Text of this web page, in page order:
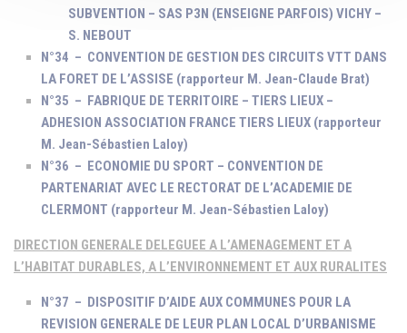
SUBVENTION – SAS P3N (ENSEIGNE PARFOIS) VICHY –
S. NEBOUT
N°34 – CONVENTION DE GESTION DES CIRCUITS VTT DANS
LA FORET DE L’ASSISE (rapporteur M. Jean-Claude Brat)
N°35 – FABRIQUE DE TERRITOIRE – TIERS LIEUX –
ADHESION ASSOCIATION FRANCE TIERS LIEUX (rapporteur
M. Jean-Sébastien Laloy)
N°36 – ECONOMIE DU SPORT – CONVENTION DE
PARTENARIAT AVEC LE RECTORAT DE L’ACADEMIE DE
CLERMONT (rapporteur M. Jean-Sébastien Laloy)
DIRECTION GENERALE DELEGUEE A L’AMENAGEMENT ET A
L’HABITAT DURABLES, A L’ENVIRONNEMENT ET AUX RURALITES
N°37 – DISPOSITIF D’AIDE AUX COMMUNES POUR LA
REVISION GENERALE DE LEUR PLAN LOCAL D’URBANISME